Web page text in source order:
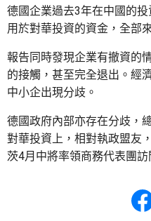
德國企業過去3年在中國的
用於對華投資的資金，全部
報告同時發現企業有撤資的
的接觸，甚至完全退出。經
中小企出現分歧。
德國政府內部亦存在分歧，
對華投資上，相對執政盟友
茨4月中將率領商務代表團訪